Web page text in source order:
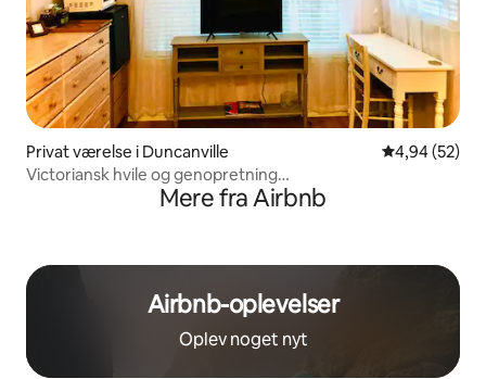
Privat værelse i Duncanville 4,94 ud af 5 i
4,94 (52)
Victoriansk hvile og genopretning
Fredfyldt~Charmerende~Hyggeligt
Mere fra Airbnb
Airbnb-oplevelser
Oplev noget nyt